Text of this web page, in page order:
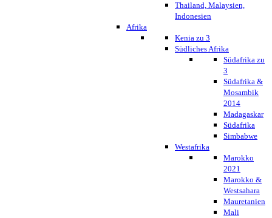
Thailand, Malaysien,
Indonesien
Afrika
Kenia zu 3
Südliches Afrika
Südafrika zu
3
Südafrika &
Mosambik
2014
Madagaskar
Südafrika
Simbabwe
Westafrika
Marokko
2021
Marokko &
Westsahara
Mauretanien
Mali